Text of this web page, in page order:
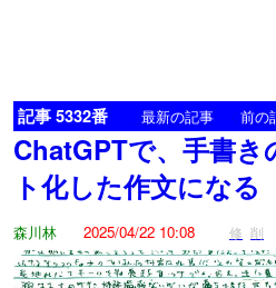
記事 5332番 最新の記事 前の
ChatGPTで、手書き
ト化した作文になる
森川林
2025/04/22 10:08 修 削